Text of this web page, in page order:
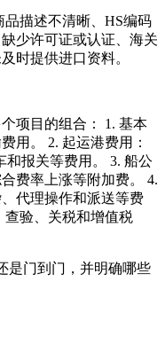
描述不清晰、HS编码
少许可证或认证、海关
时提供进口资料。
项目的组合： 1. 基本
用。 2. 起运港费用：
报关等费用。 3. 船公
费率上涨等附加费。 4.
代理操作和派送等费
查验、关税和增值税
是门到门，并明确哪些